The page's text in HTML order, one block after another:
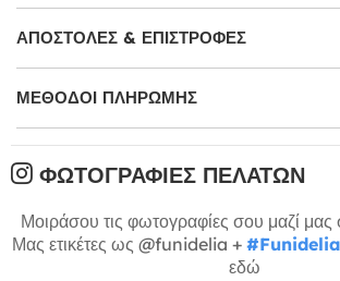
ΑΠΟΣΤΟΛΈΣ & ΕΠΙΣΤΡΟΦΈΣ
ΜΕΘΌΔΟΙ ΠΛΗΡΩΜΉΣ
ΦΩΤΟΓΡΑΦΊΕΣ ΠΕΛΑΤΏΝ
Μοιράσου τις φωτογραφίες σου μαζί μας
Μας ετικέτες ως @funidelia + #Funidelia
εδώ